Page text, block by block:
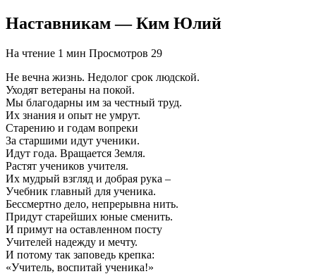
Наставникам — Ким Юлий
На чтение 1 мин Просмотров 29
Не вечна жизнь. Недолог срок людской.
Уходят ветераны на покой.
Мы благодарны им за честный труд.
Их знания и опыт не умрут.
Старению и годам вопреки
За старшими идут ученики.
Идут года. Вращается Земля.
Растят учеников учителя.
Их мудрый взгляд и добрая рука –
Учебник главный для ученика.
Бессмертно дело, непрерывна нить.
Придут старейших юные сменить.
И примут на оставленном посту
Учителей надежду и мечту.
И потому так заповедь крепка:
«Учитель, воспитай ученика!»